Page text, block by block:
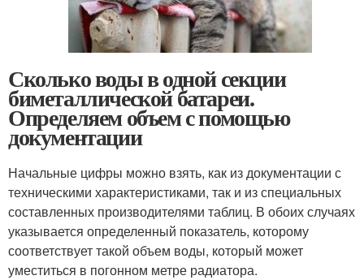
Сколько воды в одной секции
биметаллической батареи.
Определяем объем с помощью
документации
Начальные цифры можно взять, как из документации с
техническими характеристиками, так и из специальных
составленных производителями таблиц. В обоих случаях
указывается определенный показатель, которому
соответствует такой объем воды, который может
уместиться в погонном метре радиатора.